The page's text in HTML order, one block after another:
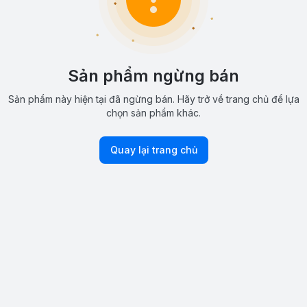
Sản phẩm ngừng bán
Sản phẩm này hiện tại đã ngừng bán. Hãy trở về trang chủ để lựa
chọn sản phẩm khác.
Quay lại trang chủ